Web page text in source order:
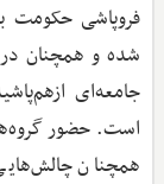
فروپاشی حکومت
شده و همچنان
جامعه‌ای
است. حضور
همچنان